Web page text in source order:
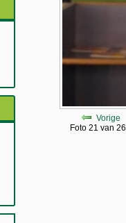
Vorige
Foto 21 van 26